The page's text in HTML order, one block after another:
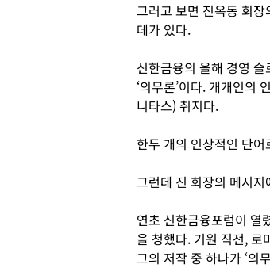
그러고 보면 진옥동 회
데가 있다.
신한금융의 올해 경영 슬
‘의무론’이다. 개개인의
니타스) 취지다.
한두 개의 인상적인 단
그런데 진 회장의 메시
연초 신한금융포럼이 열
을 청했다. 기원 직전, 로
그의 저작 중 하나가 ‘의